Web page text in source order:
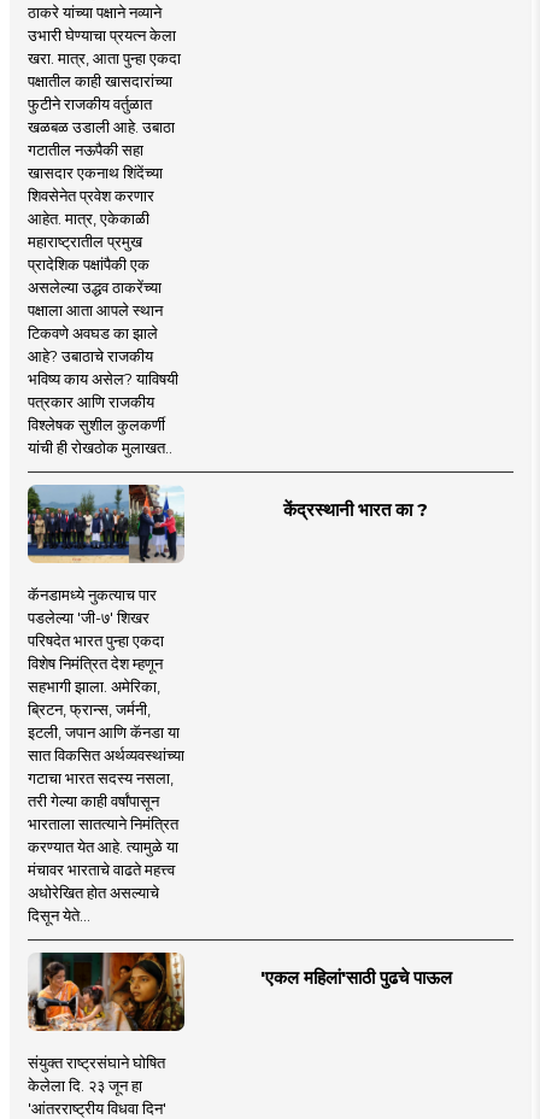
ठाकरे यांच्या पक्षाने नव्याने
उभारी घेण्याचा प्रयत्न केला
खरा. मात्र, आता पुन्हा एकदा
पक्षातील काही खासदारांच्या
फुटीने राजकीय वर्तुळात
खळबळ उडाली आहे. उबाठा
गटातील नऊपैकी सहा
खासदार एकनाथ शिंदेंच्या
शिवसेनेत प्रवेश करणार
आहेत. मात्र, एकेकाळी
महाराष्ट्रातील प्रमुख
प्रादेशिक पक्षांपैकी एक
असलेल्या उद्धव ठाकरेंच्या
पक्षाला आता आपले स्थान
टिकवणे अवघड का झाले
आहे? उबाठाचे राजकीय
भविष्य काय असेल? याविषयी
पत्रकार आणि राजकीय
विश्लेषक सुशील कुलकर्णी
यांची ही रोखठोक मुलाखत..
केंद्रस्थानी भारत का ?
कॅनडामध्ये नुकत्याच पार
पडलेल्या 'जी-७' शिखर
परिषदेत भारत पुन्हा एकदा
विशेष निमंत्रित देश म्हणून
सहभागी झाला. अमेरिका,
ब्रिटन, फ्रान्स, जर्मनी,
इटली, जपान आणि कॅनडा या
सात विकसित अर्थव्यवस्थांच्या
गटाचा भारत सदस्य नसला,
तरी गेल्या काही वर्षांपासून
भारताला सातत्याने निमंत्रित
करण्यात येत आहे. त्यामुळे या
मंचावर भारताचे वाढते महत्त्व
अधोरेखित होत असल्याचे
दिसून येते...
'एकल महिलां'साठी पुढचे पाऊल
संयुक्त राष्ट्रसंघाने घोषित
केलेला दि. २३ जून हा
'आंतरराष्ट्रीय विधवा दिन'